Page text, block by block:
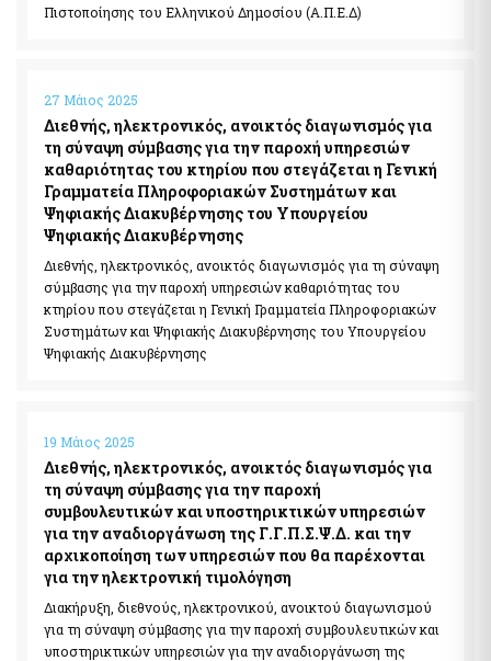
Πιστοποίησης του Ελληνικού Δημοσίου (Α.Π.Ε.Δ)
27 Μάιος 2025
Διεθνής, ηλεκτρονικός, ανοικτός διαγωνισμός για
τη σύναψη σύμβασης για την παροχή υπηρεσιών
καθαριότητας του κτηρίου που στεγάζεται η Γενική
Γραμματεία Πληροφοριακών Συστημάτων και
Ψηφιακής Διακυβέρνησης του Υπουργείου
Ψηφιακής Διακυβέρνησης
Διεθνής, ηλεκτρονικός, ανοικτός διαγωνισμός για τη σύναψη
σύμβασης για την παροχή υπηρεσιών καθαριότητας του
κτηρίου που στεγάζεται η Γενική Γραμματεία Πληροφοριακών
Συστημάτων και Ψηφιακής Διακυβέρνησης του Υπουργείου
Ψηφιακής Διακυβέρνησης
19 Μάιος 2025
Διεθνής, ηλεκτρονικός, ανοικτός διαγωνισμός για
τη σύναψη σύμβασης για την παροχή
συμβουλευτικών και υποστηρικτικών υπηρεσιών
για την αναδιοργάνωση της Γ.Γ.Π.Σ.Ψ.Δ. και την
αρχικοποίηση των υπηρεσιών που θα παρέχονται
για την ηλεκτρονική τιμολόγηση
Διακήρυξη, διεθνούς, ηλεκτρονικού, ανοικτού διαγωνισμού
για τη σύναψη σύμβασης για την παροχή συμβουλευτικών και
υποστηρικτικών υπηρεσιών για την αναδιοργάνωση της